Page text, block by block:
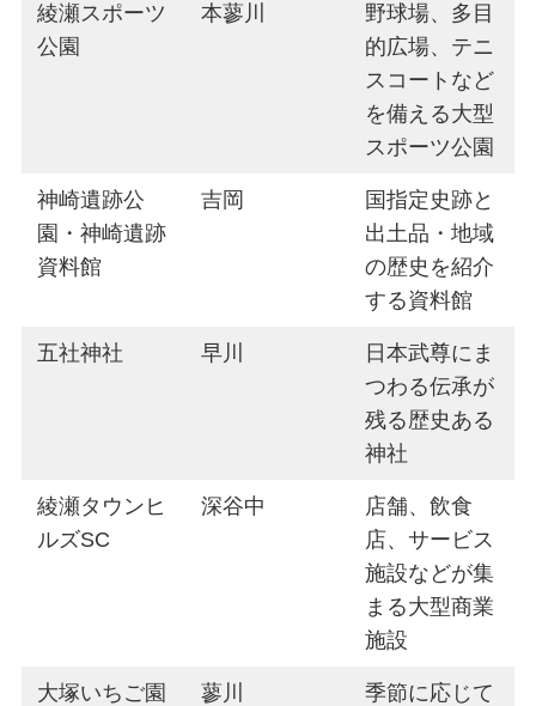
綾瀬スポーツ
公園
本蓼川
野球場、多目
的広場、テニ
スコートなど
を備える大型
スポーツ公園
神崎遺跡公
園・神崎遺跡
資料館
吉岡
国指定史跡と
出土品・地域
の歴史を紹介
する資料館
五社神社 早川
日本武尊にま
つわる伝承が
残る歴史ある
神社
綾瀬タウンヒ
ルズSC
深谷中
店舗、飲食
店、サービス
施設などが集
まる大型商業
施設
大塚いちご園 蓼川 季節に応じて